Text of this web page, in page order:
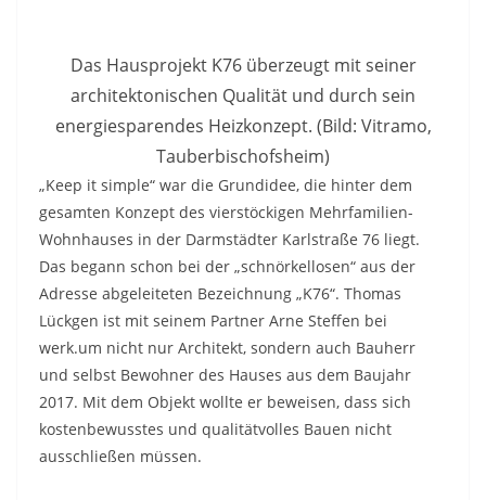
Das Hausprojekt K76 überzeugt mit seiner
architektonischen Qualität und durch sein
energiesparendes Heizkonzept. (Bild: Vitramo,
Tauberbischofsheim)
„Keep it simple“ war die Grundidee, die hinter dem
gesamten Konzept des vierstöckigen Mehrfamilien-
Wohnhauses in der Darmstädter Karlstraße 76 liegt.
Das begann schon bei der „schnörkellosen“ aus der
Adresse abgeleiteten Bezeichnung „K76“. Thomas
Lückgen ist mit seinem Partner Arne Steffen bei
werk.um nicht nur Architekt, sondern auch Bauherr
und selbst Bewohner des Hauses aus dem Baujahr
2017. Mit dem Objekt wollte er beweisen, dass sich
kostenbewusstes und qualitätvolles Bauen nicht
ausschließen müssen.